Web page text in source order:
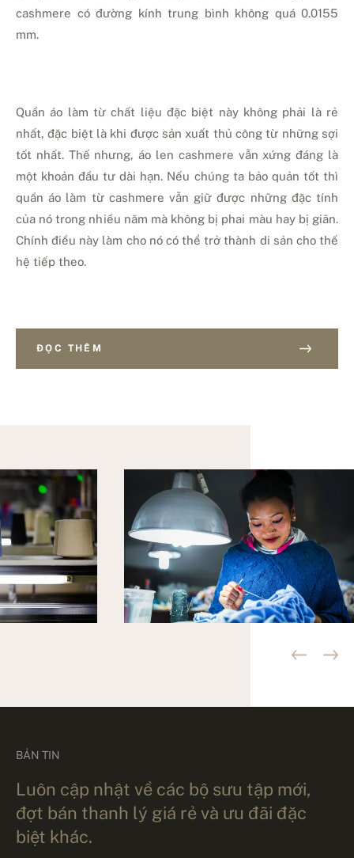
cashmere có đường kính trung bình không quá 0.0155
mm.
Quần áo làm từ chất liệu đặc biệt này không phải là rẻ
nhất, đặc biệt là khi được sản xuất thủ công từ những sợi
tốt nhất. Thế nhưng, áo len cashmere vẫn xứng đáng là
một khoản đầu tư dài hạn. Nếu chúng ta bảo quản tốt thì
quần áo làm từ cashmere vẫn giữ được những đặc tính
của nó trong nhiều năm mà không bị phai màu hay bị giãn.
Chính điều này làm cho nó có thể trở thành di sản cho thế
hệ tiếp theo.
ĐỌC THÊM
BẢN TIN
Luôn cập nhật về các bộ sưu tập mới,
đợt bán thanh lý giá rẻ và ưu đãi đặc
biệt khác.